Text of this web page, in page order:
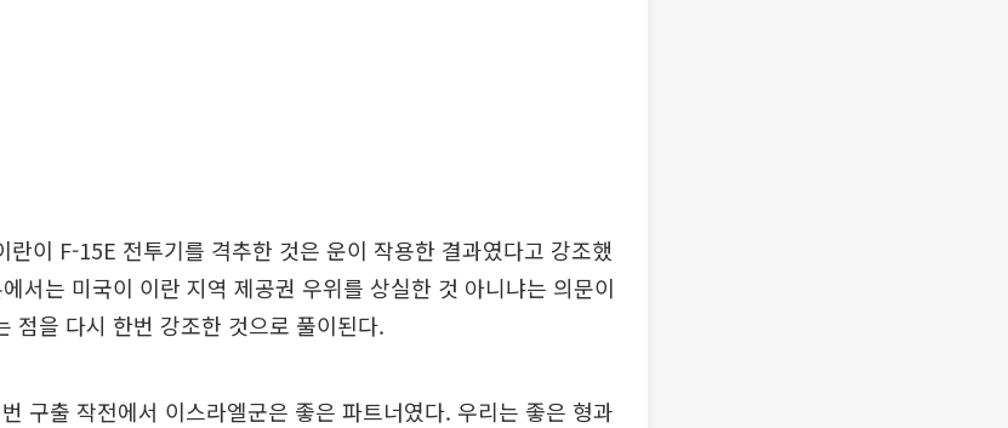
란이 F-15E 전투기를 격추한 것은 운이 작용한 결과였다고 강조했
서는 미국이 이란 지역 제공권 우위를 상실한 것 아니냐는 의문이
점을 다시 한번 강조한 것으로 풀이된다.
구출 작전에서 이스라엘군은 좋은 파트너였다. 우리는 좋은 형과